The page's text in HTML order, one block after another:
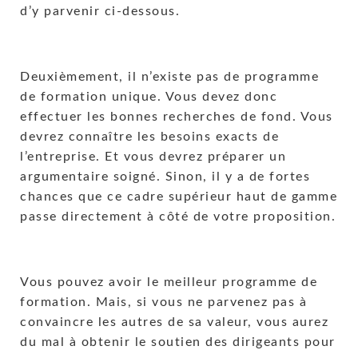
d’y parvenir ci-dessous.
Deuxièmement, il n’existe pas de programme
de formation unique. Vous devez donc
effectuer les bonnes recherches de fond. Vous
devrez connaître les besoins exacts de
l’entreprise. Et vous devrez préparer un
argumentaire soigné. Sinon, il y a de fortes
chances que ce cadre supérieur haut de gamme
passe directement à côté de votre proposition.
Vous pouvez avoir le meilleur programme de
formation. Mais, si vous ne parvenez pas à
convaincre les autres de sa valeur, vous aurez
du mal à obtenir le soutien des dirigeants pour